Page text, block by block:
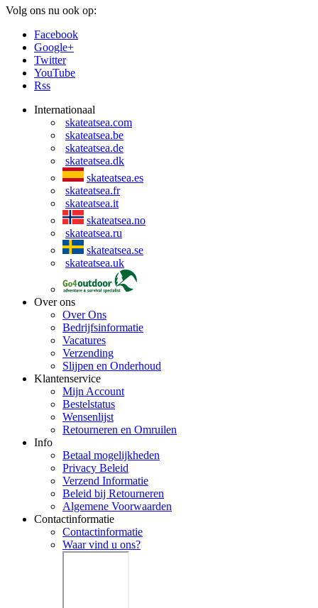
Volg ons nu ook op:
Facebook
Google+
Twitter
YouTube
Rss
Internationaal
skateatsea.com
skateatsea.be
skateatsea.de
skateatsea.dk
skateatsea.es
skateatsea.fr
skateatsea.it
skateatsea.no
skateatsea.ru
skateatsea.se
skateatsea.uk
Over ons
Over Ons
Bedrijfsinformatie
Vacatures
Verzending
Slijpen en Onderhoud
Klantenservice
Mijn Account
Bestelstatus
Wensenlijst
Retourneren en Omruilen
Info
Betaal mogelijkheden
Privacy Beleid
Verzend Informatie
Beleid bij Retourneren
Algemene Voorwaarden
Contactinformatie
Contactinformatie
Waar vind u ons?